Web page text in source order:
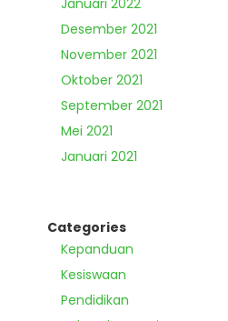
Januari 2022
Desember 2021
November 2021
Oktober 2021
September 2021
Mei 2021
Januari 2021
Categories
Kepanduan
Kesiswaan
Pendidikan